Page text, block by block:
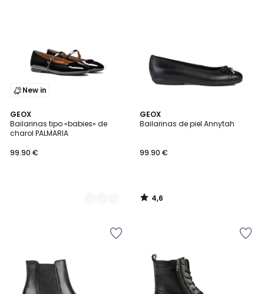
New in
GEOX
Bailarinas tipo «babies» de
charol PALMARIA
99.90 €
2
Colores
GEOX
Bailarinas de piel Annytah
99.90 €
4,6
/ 5
4,6
/